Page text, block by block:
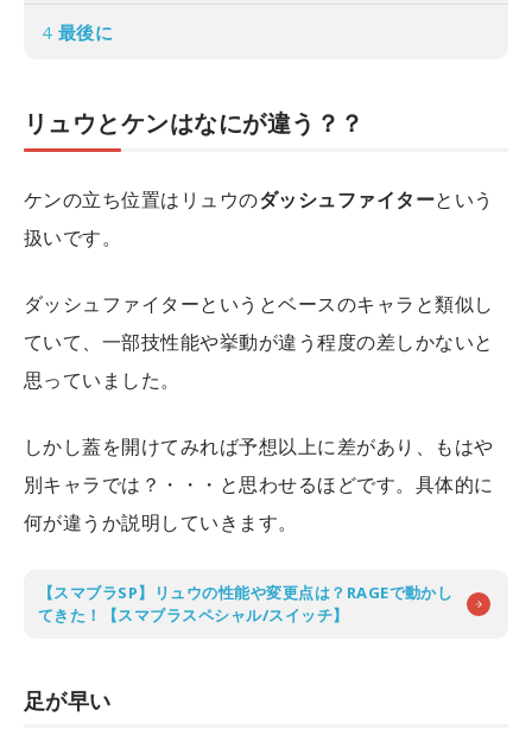
4 最後に
リュウとケンはなにが違う？？
ケンの立ち位置はリュウのダッシュファイターという
扱いです。
ダッシュファイターというとベースのキャラと類似し
ていて、一部技性能や挙動が違う程度の差しかないと
思っていました。
しかし蓋を開けてみれば予想以上に差があり、もはや
別キャラでは？・・・と思わせるほどです。具体的に
何が違うか説明していきます。
【スマブラSP】リュウの性能や変更点は？RAGEで動かし
てきた！【スマブラスペシャル/スイッチ】
足が早い